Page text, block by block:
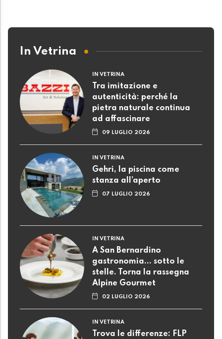
In Vetrina
IN VETRINA
Tra imitazione e
autenticità: perché la
pietra naturale continua
ad affascinare
09 LUGLIO 2026
IN VETRINA
Gehri, la piscina come
stanza all’aperto
07 LUGLIO 2026
IN VETRINA
A San Bernardino
gastronomia... sotto le
stelle. Torna la rassegna
Alpine Gourmet
02 LUGLIO 2026
IN VETRINA
Trova le differenze: FLP